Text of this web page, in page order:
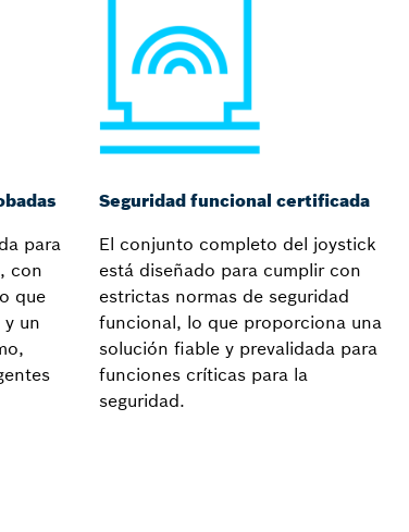
para
con
que
y un
Seguridad funcional certificada
El conjunto completo del joystick
está diseñado para cumplir con
estrictas normas de seguridad
funcional, lo que proporciona una
solución fiable y prevalidada para
funciones críticas para la
seguridad.